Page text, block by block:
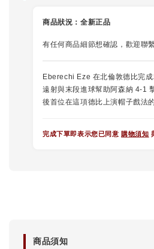
商品狀況： 全新正品
有任何商品細節想確認，歡迎聯
Eberechi Eze 在北倫敦德比完
遠射與末段進球幫助阿森納 4-1
後首位在這項德比上演帽子戲法的
完成下單即表示您已同意 購物須知
商品須知